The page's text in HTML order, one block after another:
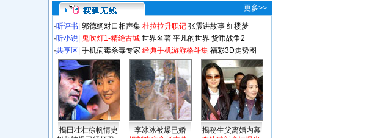
更多>>
·听评书 郭德纲对口相声集 杜拉拉升职记 张震讲故事 红楼梦
·听小说 鬼吹灯1-精绝古城 世界名著 平凡的世界 货币战争2
·共享区 手机病毒杀毒专家 经典手机游游格斗集 福彩3D走势图
揭田壮壮徐帆情史 李冰冰被爆已婚
揭秘生父离婚内幕